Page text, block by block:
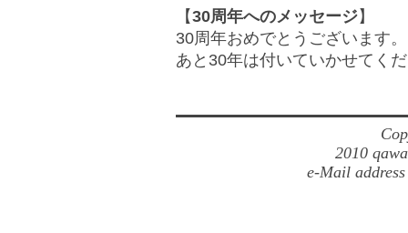
【30周年へのメッセージ】
30周年おめでとうございます。
あと30年は付いていかせてく
2010
e-Mail